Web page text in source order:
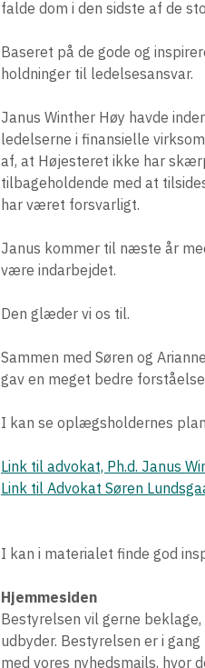
falde dom i den sidste af de
Baseret på de gode og
holdninger til ledelsesansvar.
Janus Winther Høy havde
ledelserne i finansielle
af, at Højesteret ikke har
tilbageholdende med at
har været forsvarligt.
Janus kommer til næste år
være indarbejdet.
Den glæder vi os til.
Sammen med Søren og
gav en meget bedre
I kan se oplægsholdernes
Link til advokat, Ph.d. Janus
Link til Advokat Søren
I kan i materialet finde god
Hjemmesiden
Bestyrelsen vil gerne
udbyder. Bestyrelsen er i
med vores nyhedsmails, hvor